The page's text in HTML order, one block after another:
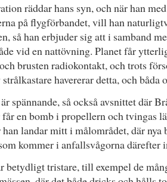
räddar hans syn, och när han
på flygförbandet, vill han
så han erbjuder sig att i samband
vid en nattövning. Planet får
brusten radiokontakt, och trots
havererar detta, och båda
spännande, så också avsnittet där
en bomb i propellern och tvingas
landar mitt i målområdet, där nya
kommer i anfallsvågorna därefter
betydligt tristare, till exempel de